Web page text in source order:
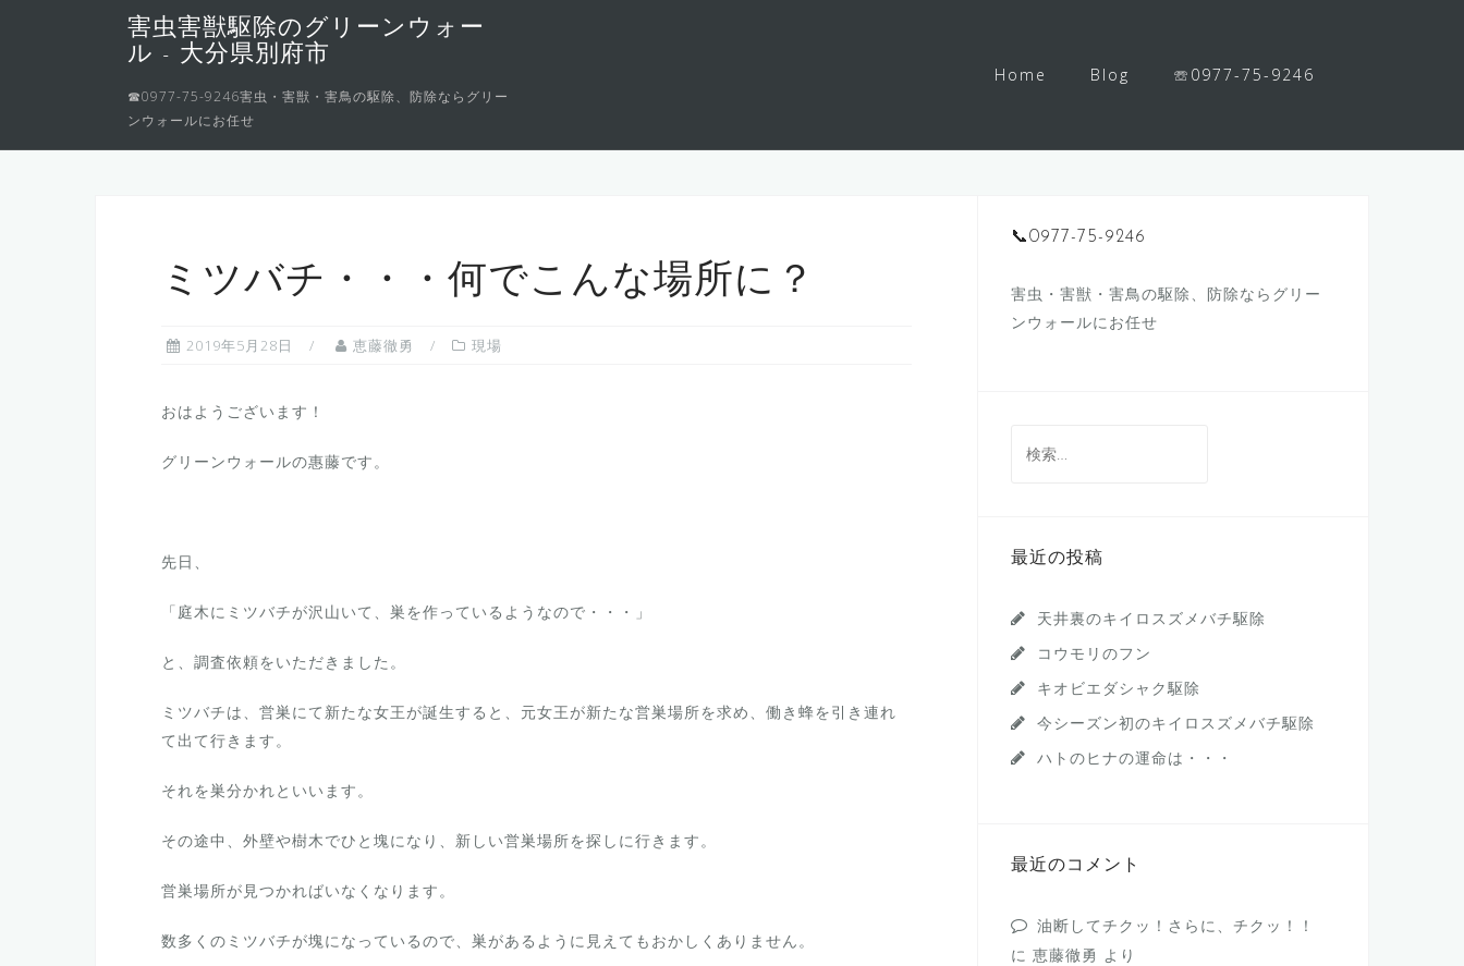
へ
害虫害獣駆除のグリーンウォー
ル - 大分県別府市
☎0977-75-9246害虫・害獣・害鳥の駆除、防除ならグリー
ンウォールにお任せ
Home Blog ☏0977-75-9246
ミツバチ・・・何でこんな場所に？
2019年5月28日 恵藤徹勇 現場
おはようございます！
グリーンウォールの惠藤です。
先日、
「庭木にミツバチが沢山いて、巣を作っているようなので・・・」
と、調査依頼をいただきました。
ミツバチは、営巣にて新たな女王が誕生すると、元女王が新たな営巣場所を求め、働き蜂を引き連れ
て出て行きます。
それを巣分かれといいます。
その途中、外壁や樹木でひと塊になり、新しい営巣場所を探しに行きます。
営巣場所が見つかればいなくなります。
数多くのミツバチが塊になっているので、巣があるように見えてもおかしくありません。
📞0977-75-9246
害虫・害獣・害鳥の駆除、防除ならグリー
ンウォールにお任せ
索:
最近の投稿
天井裏のキイロスズメバチ駆除
コウモリのフン
キオビエダシャク駆除
今シーズン初のキイロスズメバチ駆除
ハトのヒナの運命は・・・
最近のコメント
油断してチクッ！さらに、チクッ！！
に 恵藤徹勇 より